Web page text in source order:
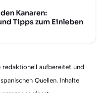
Kanaren:
Tipps zum Einleben
redaktionell aufbereitet und
Quellen. Inhalte